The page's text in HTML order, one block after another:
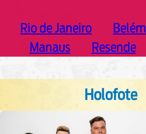
Rio de Janeiro Belém
Manaus
Resende
Holofote